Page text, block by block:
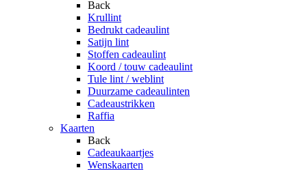
Back
Krullint
Bedrukt cadeaulint
Satijn lint
Stoffen cadeaulint
Koord / touw cadeaulint
Tule lint / weblint
Duurzame cadeaulinten
Cadeaustrikken
Raffia
Kaarten
Back
Cadeaukaartjes
Wenskaarten